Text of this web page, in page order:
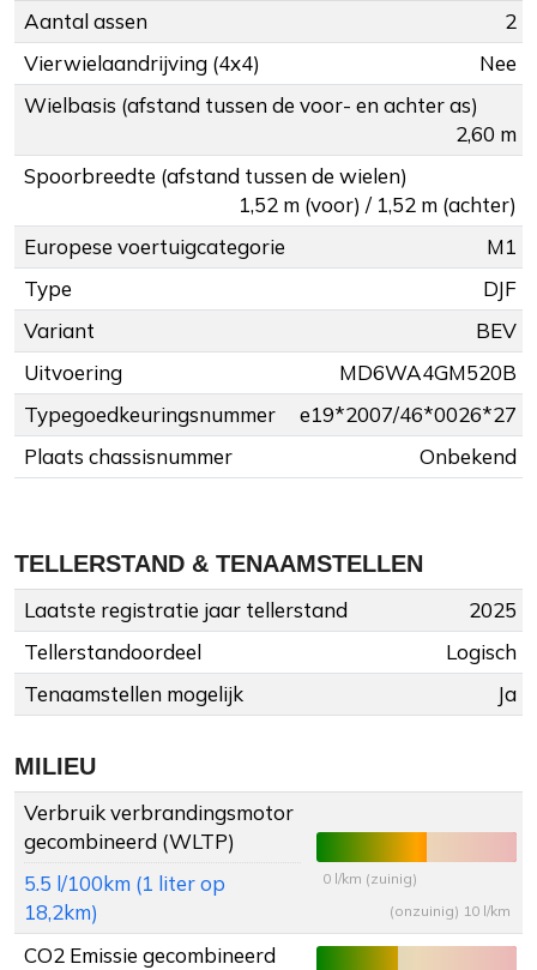
Aantal assen
2
Vierwielaandrijving (4x4)
Nee
Wielbasis (afstand tussen de voor- en achter as)
2,60 m
Spoorbreedte (afstand tussen de wielen)
1,52 m (voor) / 1,52 m (achter)
Europese voertuigcategorie
M1
Type
DJF
Variant
BEV
Uitvoering
MD6WA4GM520B
Typegoedkeuringsnummer
e19*2007/46*0026*27
Plaats chassisnummer
Onbekend
TELLERSTAND & TENAAMSTELLEN
Laatste registratie jaar tellerstand
2025
Tellerstandoordeel
Logisch
Tenaamstellen mogelijk
Ja
MILIEU
Verbruik verbrandingsmotor
gecombineerd (WLTP)
5.5 l/100km (1 liter op
18,2km)
0 l/km (zuinig)
(onzuinig) 10 l/km
CO2 Emissie gecombineerd